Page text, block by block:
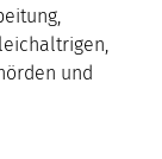
und